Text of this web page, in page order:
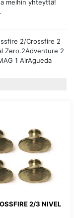
meihin yhteyttä!
2/Crossfire 2
Zero.2Adventure 2
1 AirAgueda
2/3 NIVEL